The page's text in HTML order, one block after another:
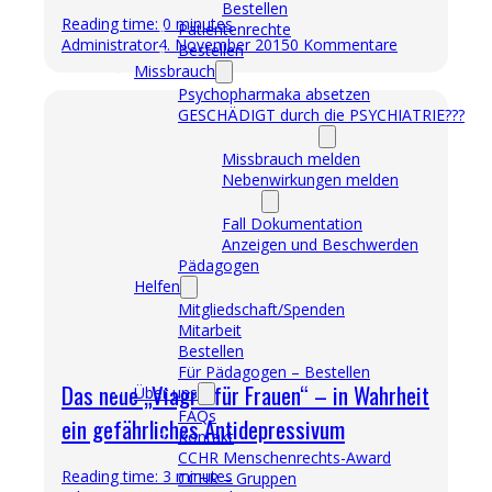
Bestellen
Patientenrechte
Bestellen
Missbrauch
Psychopharmaka absetzen
GESCHÄDIGT durch die PSYCHIATRIE???
Missbrauch melden
Nebenwirkungen melden
Fall Dokumentation
Anzeigen und Beschwerden
Pädagogen
Helfen
Mitgliedschaft/Spenden
Mitarbeit
Bestellen
Für Pädagogen – Bestellen
Über uns
FAQs
Kontakt
CCHR Menschenrechts-Award
CCHR – Gruppen
Reading time: 0 minutes
Administrator4. November 20150 Kommentare
Das neue „Viagra für Frauen“ – in Wahrheit
ein gefährliches Antidepressivum
Reading time: 3 minutes